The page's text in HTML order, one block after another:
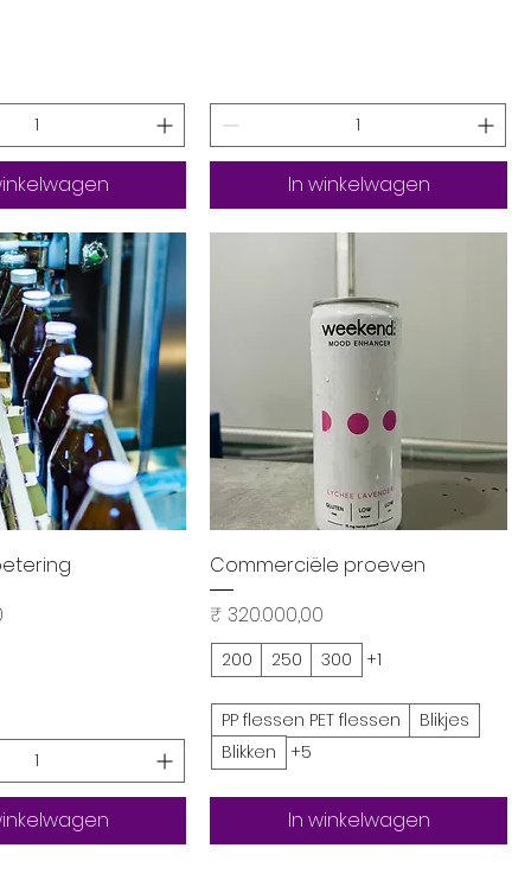
In winkelwagen
overzicht Snel overzicht
Commerciële proeven
Prijs
₹ 320.000,00
200 250 300 +1
PP flessen PET flessen
Blikjes
Blikken
+5
In winkelwagen